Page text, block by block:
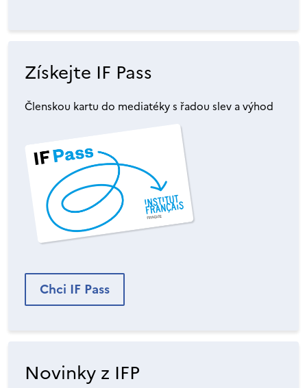
Získejte IF Pass
Členskou kartu do mediatéky s řadou slev a výhod
Chci IF Pass
Novinky z IFP